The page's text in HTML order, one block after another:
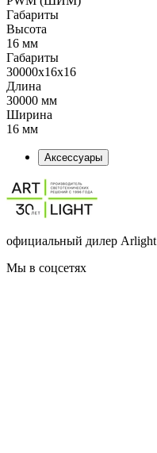
Габариты
Высота
16 мм
Габариты
30000x16x16
Длина
30000 мм
Ширина
16 мм
Аксессуары
официальный дилер Arlight
Мы в соцсетях